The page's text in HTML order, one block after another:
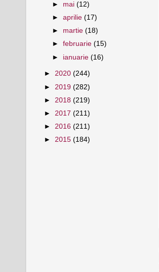
► mai(12)
►aprilie(17)
► martie(18)
►februarie(15)
► ianuarie(16)
► 2020 (244)
► 2019 (282)
► 2018 (219)
► 2017 (211)
► 2016 (211)
► 2015 (184)